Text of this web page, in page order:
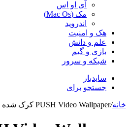
آی او اس
مک (Mac Os)
اندروید
هک و امنیت
علم و دانش
بازی و گیم
شبکه و سرور
سایدبار
جستجو برای
خانه/PUSH Video Wallpaper کرک شده